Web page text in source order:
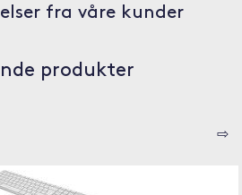
fra våre kunder
produkter
⇨